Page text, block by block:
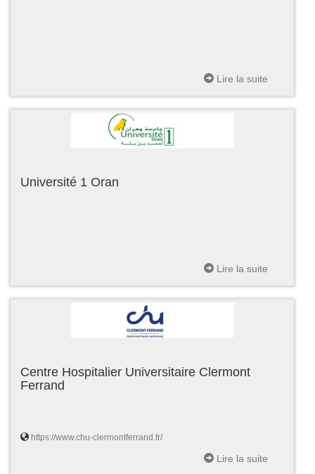
Lire la suite
Université 1 Oran
Lire la suite
Centre Hospitalier Universitaire Clermont
Ferrand
https://www.chu-clermontferrand.fr/
Lire la suite